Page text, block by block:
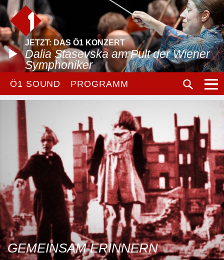
JETZT: DAS Ö1 KONZERT
Dalia Stasevska am Pult der Wiener
Symphoniker
Ö1 SOUND PROGRAMM
GEMEINSAM ERINNERN